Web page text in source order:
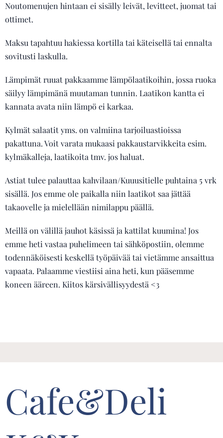
Noutomenujen hintaan ei sisälly leivät, levitteet, juomat tai
ottimet.
Maksu tapahtuu hakiessa kortilla tai käteisellä tai ennalta
sovitusti laskulla.
Lämpimät ruuat pakkaamme lämpölaatikoihin, jossa ruoka
säilyy lämpimänä muutaman tunnin. Laatikon kantta ei
kannata avata niin lämpö ei karkaa.
Kylmät salaatit yms. on valmiina tarjoiluastioissa
pakattuna. Voit varata mukaasi pakkaustarvikkeita esim.
kylmäkalleja, laatikoita tmv. jos haluat.
Astiat tulee palauttaa kahvilaan/Kuuusitielle puhtaina 5 vrk
sisällä. Jos emme ole paikalla niin laatikot saa jättää
takaovelle ja mielellään nimilappu päällä.
Meillä on välillä jauhot käsissä ja kattilat kuumina! Jos
emme heti vastaa puhelimeen tai sähköpostiin, olemme
todennäköisesti keskellä työpäivää tai vietämme ansaittua
vapaata. Palaamme viestiisi aina heti, kun pääsemme
koneen ääreen. Kiitos kärsivällisyydestä <3
Cafe&Deli